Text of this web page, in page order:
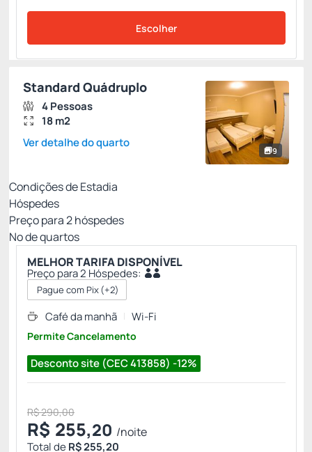
Escolher
9
Standard Quádruplo
4 Pessoas
18 m2
Ver detalhe do quarto
Condições de Estadia
Hóspedes
Preço para2hóspedes
Nº de quartos
MELHOR TARIFA DISPONÍVEL
Preço para 2 Hóspedes:
Pague com Pix(+2)
Desconto site (CEC 413858) -12%
Café da manhã Wi-Fi
Permite Cancelamento
R$ 290,00
R$ 255,20 /noite
Total deR$ 255,20